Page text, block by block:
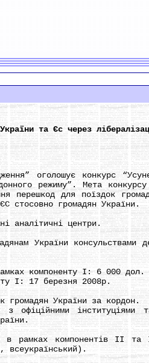
та Єс через
оголошує конкурс
режиму”. Мета
перешкод для поїздок
стосовно громадян України.
аналітичні центри.
України консульствами
компоненту I: 6 000 дол.
I: 17 березня 2008р.
України за кордон.
інституціями
в рамках компонентів II
всеукраїнський).